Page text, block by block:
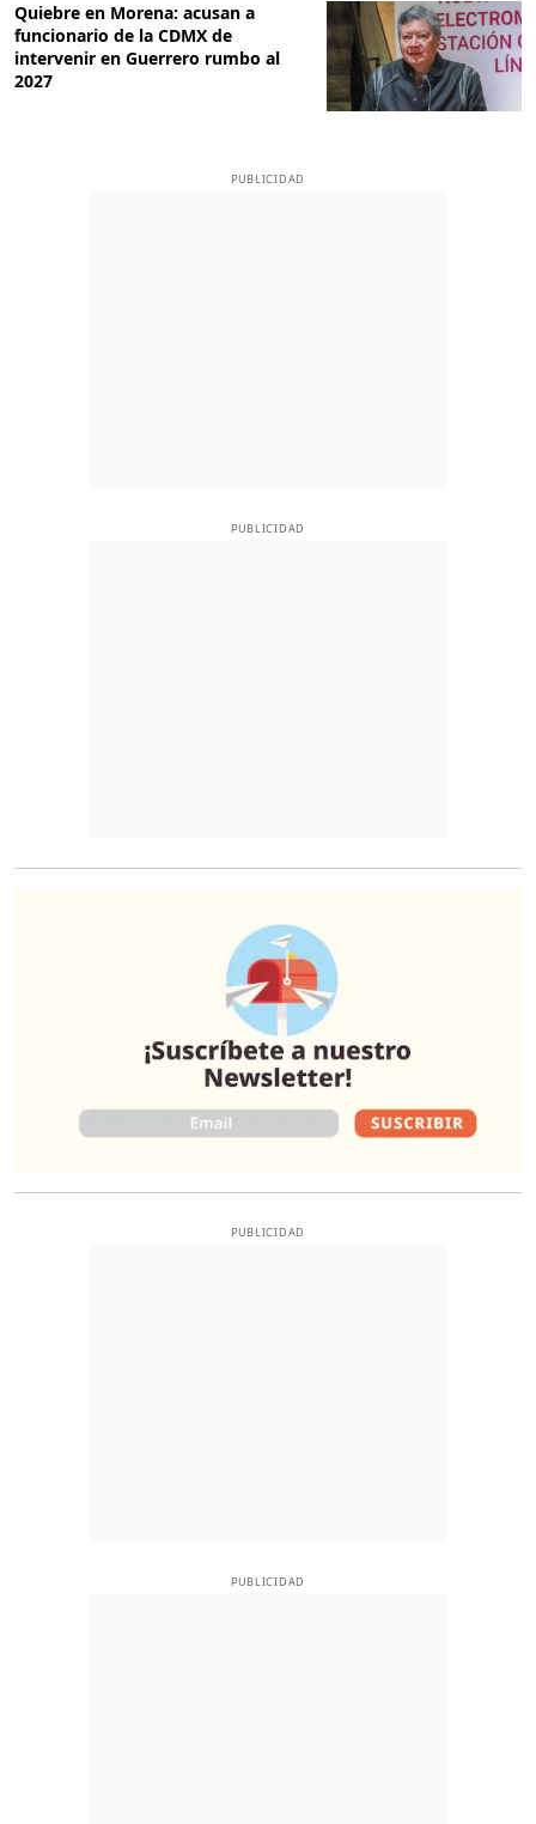
Quiebre en Morena: acusan a
funcionario de la CDMX de
intervenir en Guerrero rumbo al
2027
PUBLICIDAD
PUBLICIDAD
PUBLICIDAD
PUBLICIDAD